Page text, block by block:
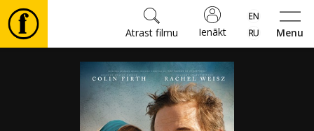
Menu
Ienākt
Atrast filmu